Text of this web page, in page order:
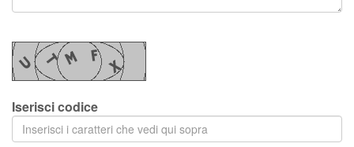
Iserisci codice